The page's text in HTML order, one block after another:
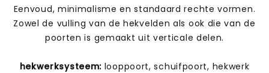
Eenvoud, minimalisme en standaard rechte vormen.
Zowel de vulling van de hekvelden als ook die van de
poorten is gemaakt uit verticale delen.
hekwerksysteem: looppoort, schuifpoort, hekwerk